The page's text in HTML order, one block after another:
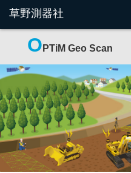
O PTiM Geo Scan